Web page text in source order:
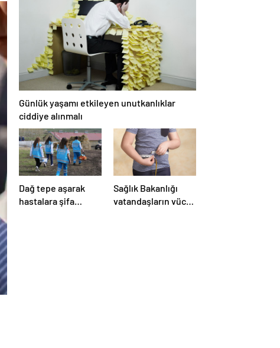
Günlük yaşamı etkileyen unutkanlıklar
ciddiye alınmalı
Dağ tepe aşarak
hastalara şifa
Sağlık Bakanlığı
vatandaşların vücut